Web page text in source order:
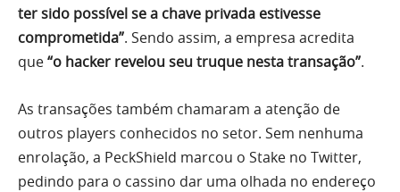
ter sido possível se a chave privada estivesse
comprometida”. Sendo assim, a empresa acredita
que“o hacker revelou seu truque nesta transação”.
As transações também chamaram a atenção de
outros players conhecidos no setor. Sem nenhuma
enrolação, a PeckShield marcou o Stake no Twitter,
pedindo para o cassino dar uma olhada no endereço